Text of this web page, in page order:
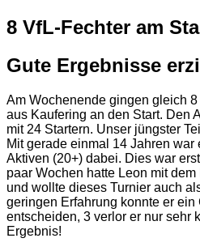
8 VfL-Fechter am
Gute Ergebnisse
Am Wochenende gingen gleich
aus Kaufering an den Start. Den
mit 24 Startern. Unser jüngster
Mit gerade einmal 14 Jahren war
Aktiven (20+) dabei. Dies war
paar Wochen hatte Leon mit
und wollte dieses Turnier auch
geringen Erfahrung konnte er ein
entscheiden, 3 verlor er nur sehr
Ergebnis!